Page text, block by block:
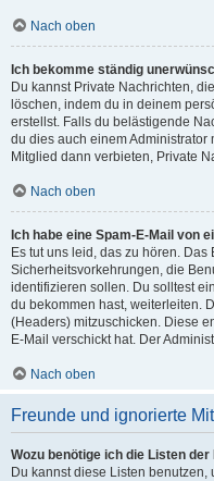
Nach oben
Ich bekomme ständig
Du kannst Private Nachrichten,
löschen, indem du in deinem
erstellst. Falls du belästigende
du dies auch einem
Mitglied dann verbieten, Private
Nach oben
Ich habe eine Spam-E-Mail von
Es tut uns leid, das zu hören.
Sicherheitsvorkehrungen, die
identifizieren sollen. Du solltest
du bekommen hast, weiterleiten.
(Headers) mitzuschicken. Diese
E-Mail verschickt hat. Der
Nach oben
Freunde und ignorierte
Wozu benötige ich die Listen
Du kannst diese Listen